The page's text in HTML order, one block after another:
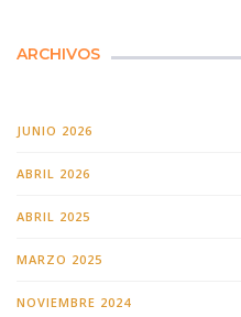
ARCHIVOS
JUNIO 2026
ABRIL 2026
ABRIL 2025
MARZO 2025
NOVIEMBRE 2024